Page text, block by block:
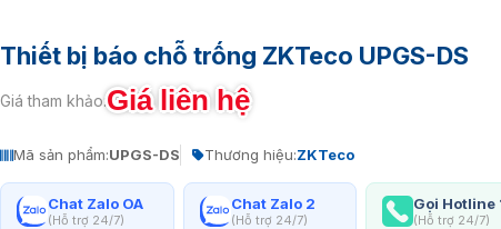
Thiết bị báo chỗ trống ZKTeco UPGS-DS
Giá tham khảo:Giá liên hệ
Mã sản phẩm:UPGS-DS Thương hiệu:ZKTeco
Chat Zalo OA
(Hỗ trợ 24/7)
Chat Zalo 2
(Hỗ trợ 24/7)
Gọi Hotline
(Hỗ trợ 24/7)